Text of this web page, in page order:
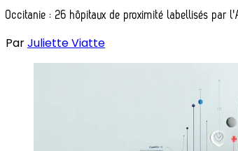
Occitanie : 26 hôpitaux de proximité labellisés par
ParJuliette Viatte